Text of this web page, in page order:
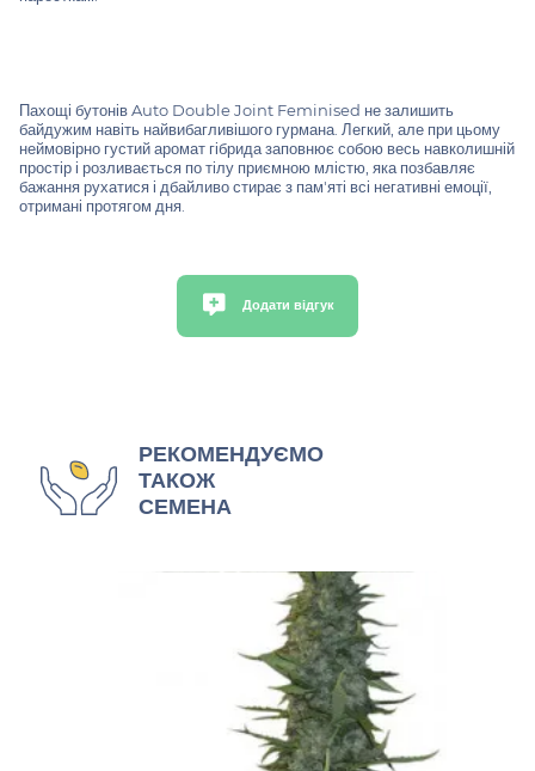
Пахощі бутонів Auto Double Joint Feminised не залишить
байдужим навіть найвибагливішого гурмана. Легкий, але при цьому
неймовірно густий аромат гібрида заповнює собою весь навколишній
простір і розливається по тілу приємною млістю, яка позбавляє
бажання рухатися і дбайливо стирає з пам'яті всі негативні емоції,
отримані протягом дня.
Додати відгук
РЕКОМЕНДУЄМО
ТАКОЖ
СЕМЕНА